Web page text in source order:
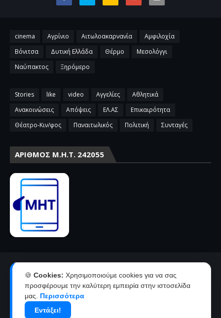
cinema Αγρίνιο Αιτωλοακαρνανία
Αμφιλοχία
Βόνιτσα
Δυτική Ελλάδα Θέρμο
Μεσολόγγι
Ναύπακτος
Ξηρόμερο
Stories like video Αγγελίες
Αθλητικά
Ανακοινώσεις
Απόψεις ΕΛ.ΑΣ
Επικαιρότητα
Θέατρο-Κιν/φος
Παναιτωλικός Πολιτική Συνταγές
ΑΡΙΘΜΌΣ Μ.Η.Τ. 242055
Όροι χρήσης-πολιτική απορρήτου
Ταυτότητα
Δήλωση συμμόρφωσης με την σύσταση 2018/334 της Ε.Ε
Copyright ©
2026
🍪 Cookies: Χρησιμοποιούμε cookies για να σας
προσφέρουμε την καλύτερη εμπειρία στην ιστοσελίδα
μας. Περισσότερα
Εντάξει!